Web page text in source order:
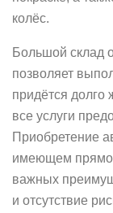
колёс.
Большой склад
позволяет
придётся
все услуги
Приобретение
имеющем
важных
и отсутствие